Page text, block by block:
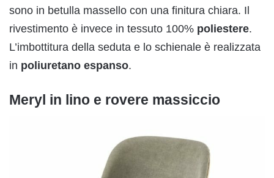
sono in betulla massello con una finitura chiara. Il
rivestimento è invece in tessuto 100% poliestere.
L’imbottitura della seduta e lo schienale è realizzata
in poliuretano espanso.
Meryl in lino e rovere massiccio